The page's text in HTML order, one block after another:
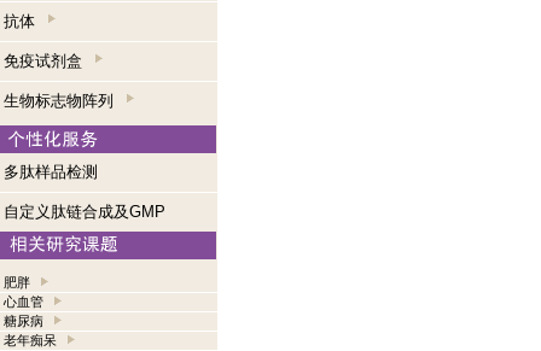
抗体
免疫试剂盒
生物标志物阵列
多肽样品检测
自定义肽链合成及GMP
肥胖
心血管
糖尿病
老年痴呆